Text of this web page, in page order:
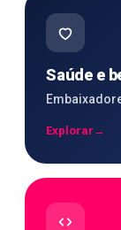
Saúde e
Explorar →